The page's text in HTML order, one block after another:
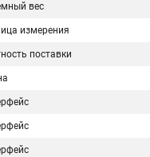
вес
измерения
поставки